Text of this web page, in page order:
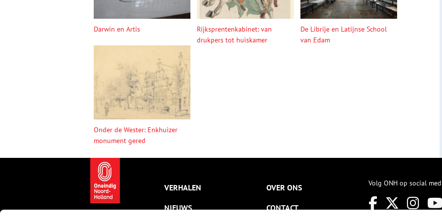
Darwin en Artis
Rijksprentenkabinet: van
drukpers tot huiskamer
De Librije en Latijnse School
van Edam
Onder de Wester: Enkhuizer
monument gered
VERHALEN
NIEUWS
OVER ONS
CONTACT
Volg ONH op social